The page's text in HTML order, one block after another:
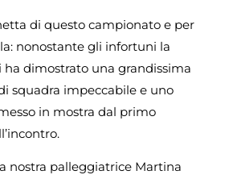
di questo campionato e per
nonostante gli infortuni la
ha dimostrato una grandissima
squadra impeccabile e uno
in mostra dal primo
nostra palleggiatrice Martina